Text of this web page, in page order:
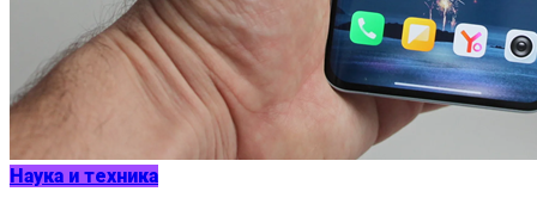
Наука и техника